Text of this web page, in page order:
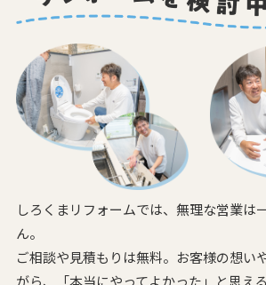
しろくまリフォームでは、無理な営業は
ん。
ご相談や見積もりは無料。お客様の想い
がら、
「本当にやってよかった」と思え